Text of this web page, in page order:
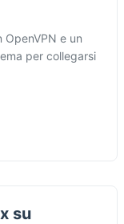
e un
per collegarsi
su